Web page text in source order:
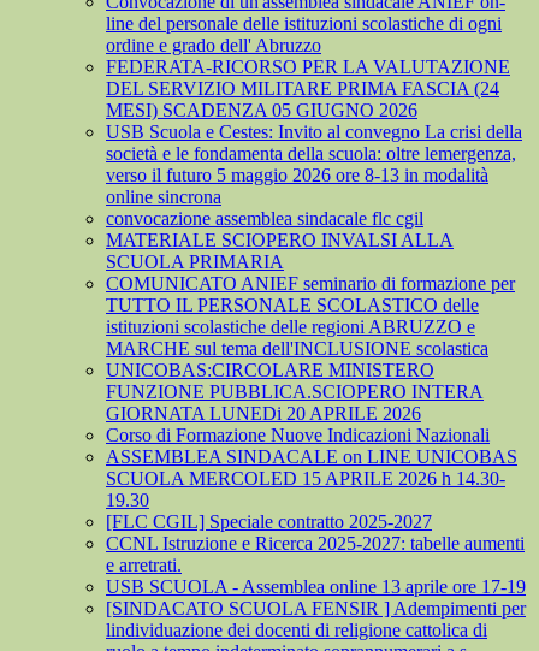
line del personale delle istituzioni scolastiche di ogni
ordine e grado dell' Abruzzo
FEDERATA-RICORSO PER LA VALUTAZIONE
DEL SERVIZIO MILITARE PRIMA FASCIA (24
MESI) SCADENZA 05 GIUGNO 2026
USB Scuola e Cestes: Invito al convegno La crisi della
società e le fondamenta della scuola: oltre lemergenza,
verso il futuro 5 maggio 2026 ore 8-13 in modalità
online sincrona
convocazione assemblea sindacale flc cgil
MATERIALE SCIOPERO INVALSI ALLA
SCUOLA PRIMARIA
COMUNICATO ANIEF seminario di formazione per
TUTTO IL PERSONALE SCOLASTICO delle
istituzioni scolastiche delle regioni ABRUZZO e
MARCHE sul tema dell'INCLUSIONE scolastica
UNICOBAS:CIRCOLARE MINISTERO
FUNZIONE PUBBLICA.SCIOPERO INTERA
GIORNATA LUNEDi 20 APRILE 2026
Corso di Formazione Nuove Indicazioni Nazionali
ASSEMBLEA SINDACALE on LINE UNICOBAS
SCUOLA MERCOLED 15 APRILE 2026 h 14.30-
19.30
[FLC CGIL] Speciale contratto 2025-2027
CCNL Istruzione e Ricerca 2025-2027: tabelle aumenti
e arretrati.
USB SCUOLA - Assemblea online 13 aprile ore 17-19
[SINDACATO SCUOLA FENSIR ] Adempimenti per
lindividuazione dei docenti di religione cattolica di